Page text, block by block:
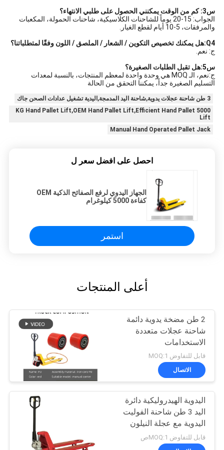
س3: كم من الوقت يمكنني الحصول على طلبي الانتهاء؟
الجواب: 15-20 يوماً للشاحنات الكلاسيكية، شاحنات الحمولة، المكعبات
والمرفقات، 5-10 أيام لقطع الغيار.
Q4:هل يمكنك تخصيص التكوين / الشعار / الملصق / اللون وفقًا لمتطلباتنا؟
ج: نعم.
س5:هل تقبل الطلبات الصغيرة؟
ج:نعم، الـ MOQ هي وحدة واحدة لمعظم المنتجات، بالنسبة لمعدات
التسليم الصغيرة جداً، يمكننا التحقق من الحالة
3 طن شاحنة عجلات يدوية,شاحنة اليد المدمجة,اليدية تشغيل عدادات الصحن جاك
5000 KG Hand Pallet Lift,OEM Hand Pallet Lift,Efficient Hand Pallet
Lift
Manual Hand Operated Pallet Jack
احصل على افضل سعر ل
الجهاز اليدوي لرفع الصفائح الذكية OEM
كفاءة 5000 كيلوغرام
استمر
أعلى المنتجات
2 طن مضخة يدوية دائمة
شاحنة عجلات متعددة
الاستخدامات
قابل للتفاوض MOQ:1
الاتصال
اليدوية الهيدروليكية دائرة
اليد 3 طن شاحنة الفوليت
اليدوية مع عجلة النيلون
قابل للتفاوض MOQ:1ص